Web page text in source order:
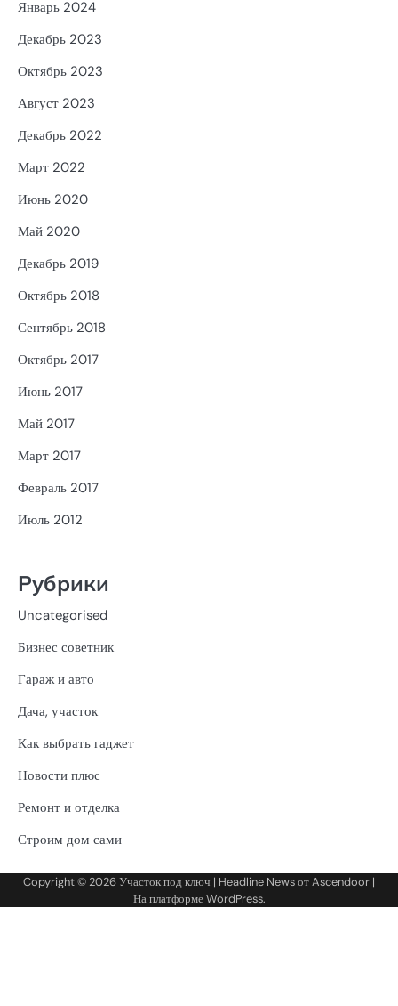
Январь 2024
Декабрь 2023
Октябрь 2023
Август 2023
Декабрь 2022
Март 2022
Июнь 2020
Май 2020
Декабрь 2019
Октябрь 2018
Сентябрь 2018
Октябрь 2017
Июнь 2017
Май 2017
Март 2017
Февраль 2017
Июль 2012
Рубрики
Uncategorised
Бизнес советник
Гараж и авто
Дача, участок
Как выбрать гаджет
Новости плюс
Ремонт и отделка
Строим дом сами
Copyright © 2026Участок под ключ | Headline News отAscendoor |
На платформеWordPress.